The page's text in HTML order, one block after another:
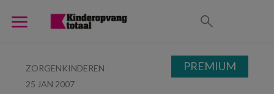
ZORGENKINDEREN
25 JAN 2007
PREMIUM